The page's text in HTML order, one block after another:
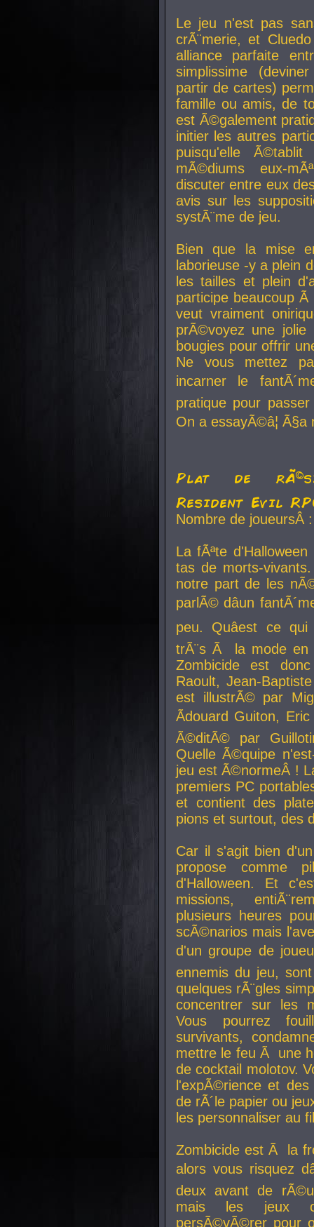
Le jeu n'est pas
crÃ¨merie, et
alliance parfaite
simplissime
partir de cartes)
famille ou amis, de
est Ã©galement
initier les autres
puisqu'elle
mÃ©diums eux-
discuter entre eux
avis sur les
systÃ¨me de jeu.
Bien que la mise
laborieuse -y a plein
les tailles et plein
participe beaucoup
veut vraiment
prÃ©voyez une
bougies pour offrir
Ne vous mettez
incarner le
pratique pour
On a essayÃ©â¦
Plat de
Resident Evil
Nombre de
La fÃªte
tas de morts-
notre part de les
parlÃ© dâun
peu. Quâest ce
trÃ¨s Ã la mode en
Zombicide est
Raoult, Jean-
est illustrÃ© par
Ãdouard Guiton,
Ã©ditÃ© par
Quelle Ã©quipe
jeu est Ã©normeÂ !
premiers PC
et contient des
pions et surtout, des
Car il s'agit bien
propose comme
d'Halloween. Et
missions,
plusieurs heures
scÃ©narios mais
d'un groupe de
ennemis du jeu,
quelques rÃ¨gles
concentrer sur les
Vous pourrez
survivants,
mettre le feu Ã une
de cocktail molotov.
l'expÃ©rience et
de rÃ´le papier ou
les personnaliser au
Zombicide est Ã la
alors vous risquez
deux avant de
mais les jeux
persÃ©vÃ©rer pour